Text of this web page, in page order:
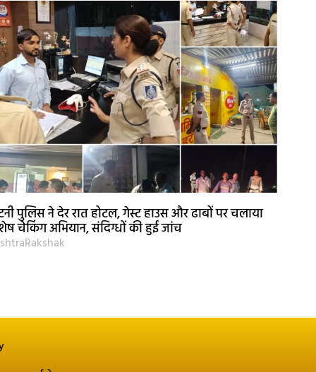
पुलिस ने देर रात होटल, गेस्ट हाउस और ढाबों पर चलाया
चेकिंग अभियान, संदिग्धों की हुई जांच